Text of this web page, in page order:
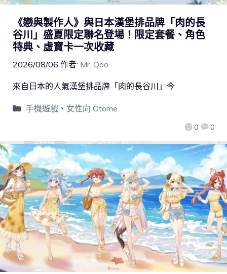
《戀與製作人》與日本漢堡排品牌「肉的長
谷川」盛夏限定聯名登場！限定套餐、角色
特典、虛寶卡一次收藏
2026/08/06 作者: Mr. Qoo
0 0
來自日本的人氣漢堡排品牌「肉的長谷川」今
手機遊戲、 女性向 Otome